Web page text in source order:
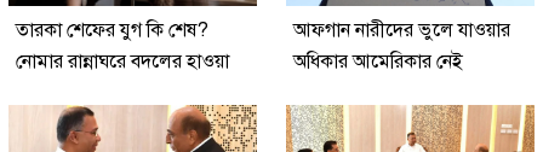
তারকা শেফের যুগ কি শেষ?
নোমার রান্নাঘরে বদলের হাওয়া
আফগান নারীদের ভুলে যাওয়ার
অধিকার আমেরিকার নেই